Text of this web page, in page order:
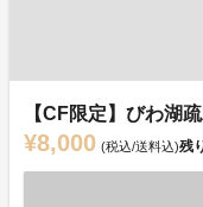
【CF限定】びわ湖
¥8,000 (税込/送料込)残